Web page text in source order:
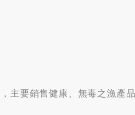
， 主要銷售健康、 無毒之漁產品